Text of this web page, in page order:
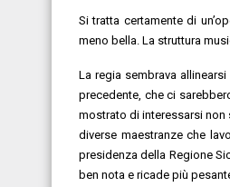
Si tratta certamente di
meno bella. La struttura
La regia sembrava
precedente, che ci
mostrato di interessarsi non
diverse maestranze che
presidenza della Regione
ben nota e ricade più